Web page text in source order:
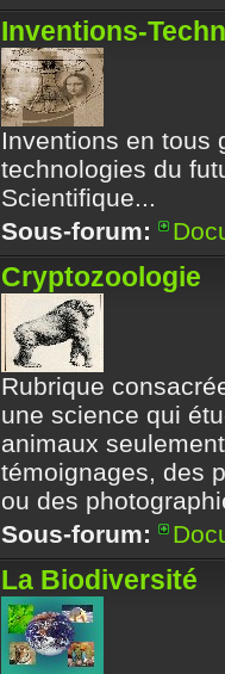
Inventions-
Inventions en tous
technologies du
Scientifique...
Sous-forum:
Cryptozoologie
Rubrique
une science qui
animaux
témoignages, des
ou des
Sous-forum:
La Biodiversité